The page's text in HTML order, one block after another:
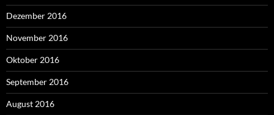
Dezember 2016
November 2016
Oktober 2016
September 2016
August 2016